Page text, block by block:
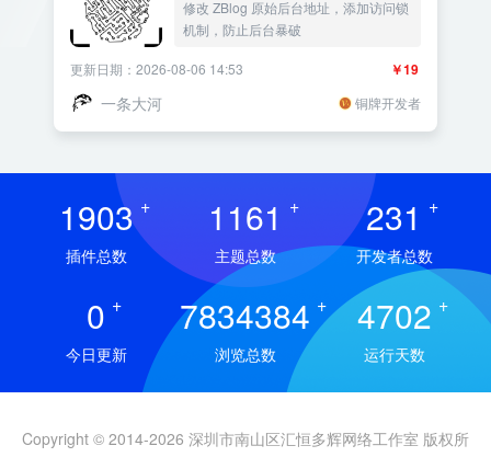
修改 ZBlog 原始后台地址，添加访问锁
机制，防止后台暴破
￥19
更新日期：2026-08-06 14:53
一条大河 铜牌开发者
1903 +
插件总数
1161 +
主题总数
231 +
开发者总数
0 +
今日更新
7834384 +
浏览总数
4702 +
运行天数
Copyright © 2014-2026 深圳市南山区汇恒多辉网络工作室 版权所